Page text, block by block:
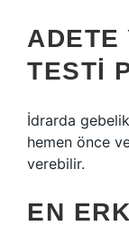
ADETE
TESTI
İdrarda
hemen önce
verebilir.
EN